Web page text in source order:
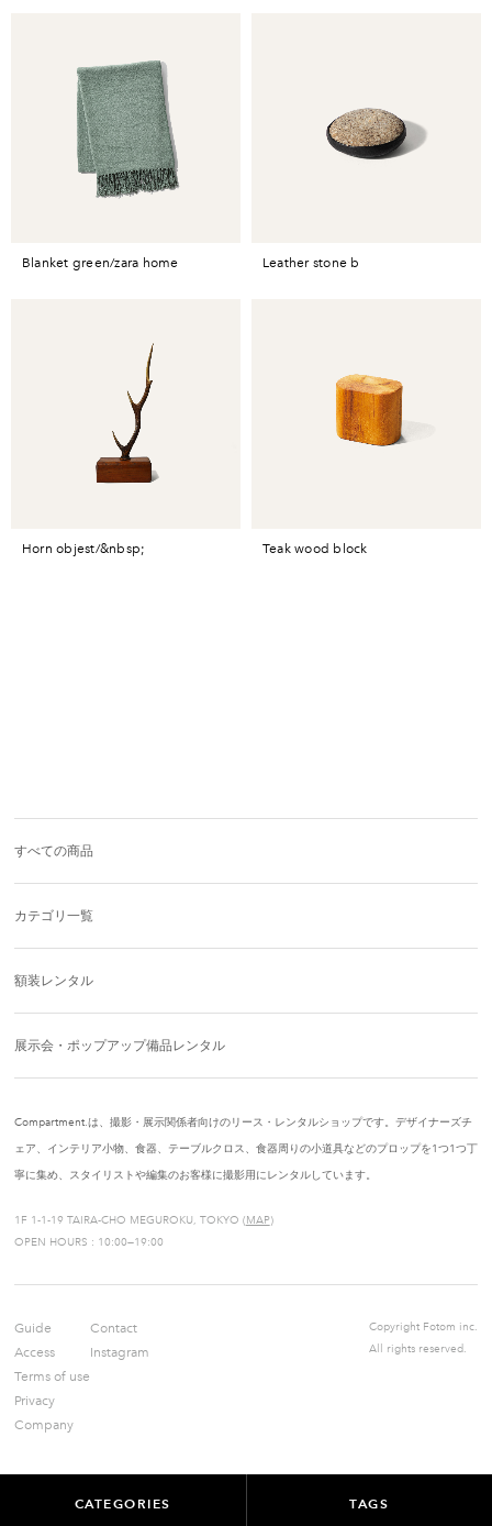
CATEGORIES TAGS
blanket green/zara home leather stone b
horn objest/&nbsp; teak wood block
すべての商品
カテゴリ一覧
額装レンタル
展示会・ポップアップ備品レンタル
Compartment.は、撮影・展示関係者向けのリース・レンタルショップです。デザイナーズチ
ェア、インテリア小物、食器、テーブルクロス、食器周りの小道具などのプロップを1つ1つ丁
寧に集め、スタイリストや編集のお客様に撮影用にレンタルしています。
1F 1-1-19 TAIRA-CHO MEGUROKU, TOKYO (MAP)
OPEN HOURS : 10:00—19:00
Guide
Access
Terms of use
Privacy
Company
Contact
Instagram
Copyright Fotom inc.
All rights reserved.